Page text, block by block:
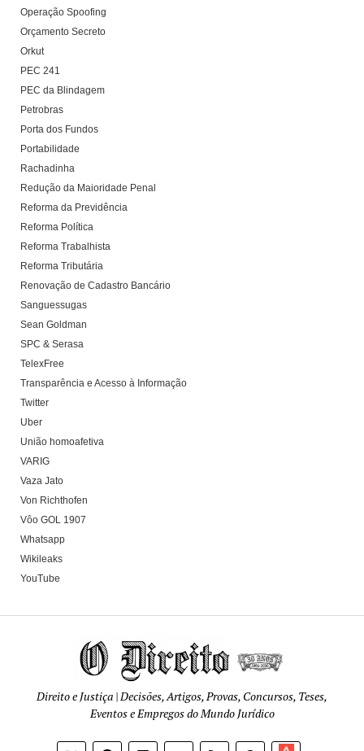
Operação Spoofing
Orçamento Secreto
Orkut
PEC 241
PEC da Blindagem
Petrobras
Porta dos Fundos
Portabilidade
Rachadinha
Redução da Maioridade Penal
Reforma da Previdência
Reforma Política
Reforma Trabalhista
Reforma Tributária
Renovação de Cadastro Bancário
Sanguessugas
Sean Goldman
SPC & Serasa
TelexFree
Transparência e Acesso à Informação
Twitter
Uber
União homoafetiva
VARIG
Vaza Jato
Von Richthofen
Vôo GOL 1907
Whatsapp
Wikileaks
YouTube
Direito e Justiça | Decisões, Artigos, Provas, Concursos, Teses,
Eventos e Empregos do Mundo Jurídico